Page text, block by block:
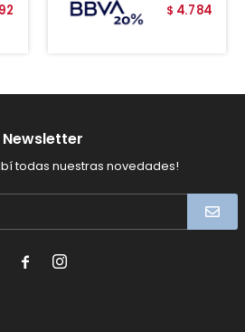
$ 4.784
Newsletter
todas nuestras novedades!
 